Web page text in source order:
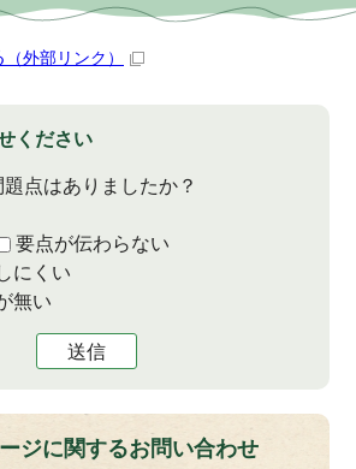
（外部リンク）
ください
点はありましたか？
要点が伝わらない
にくい
無い
送信
ジに関するお問い合わせ